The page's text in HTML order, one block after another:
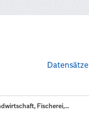
Datensätze
Fischerei,...